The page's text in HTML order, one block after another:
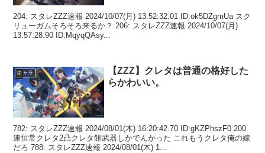
204: スタレZZZ速報 2024/10/07(月) 13:52:32.01 ID:ok5DZgmUa スク
リューガムそろそろ来るか？ 206: スタレZZZ速報 2024/10/07(月)
13:57:28.90 ID:MqyqQAsy...
キャラ
【ZZZ】クレタは普通の格好した
らかわいい。
782: スタレZZZ速報 2024/08/01(木) 16:20:42.70 ID:gKZPhszF0 200
連恒常クレタ2凸クレタ餅武器しかでんかった これもうクレタ俺の嫁
だろ 788: スタレZZZ速報 2024/08/01(木) 1...